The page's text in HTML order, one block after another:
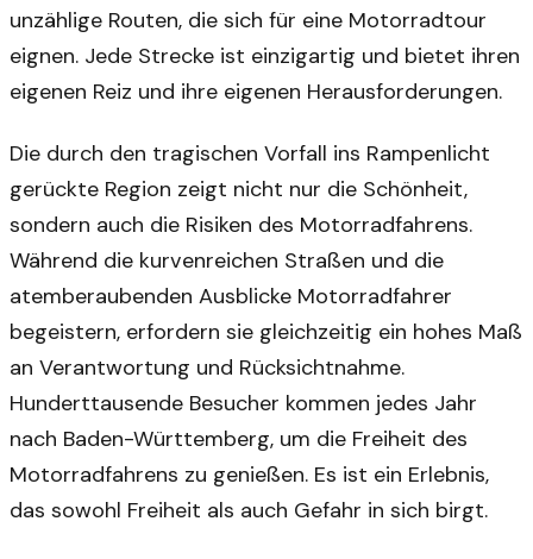
unzählige Routen, die sich für eine Motorradtour
eignen. Jede Strecke ist einzigartig und bietet ihren
eigenen Reiz und ihre eigenen Herausforderungen.
Die durch den tragischen Vorfall ins Rampenlicht
gerückte Region zeigt nicht nur die Schönheit,
sondern auch die Risiken des Motorradfahrens.
Während die kurvenreichen Straßen und die
atemberaubenden Ausblicke Motorradfahrer
begeistern, erfordern sie gleichzeitig ein hohes Maß
an Verantwortung und Rücksichtnahme.
Hunderttausende Besucher kommen jedes Jahr
nach Baden-Württemberg, um die Freiheit des
Motorradfahrens zu genießen. Es ist ein Erlebnis,
das sowohl Freiheit als auch Gefahr in sich birgt.